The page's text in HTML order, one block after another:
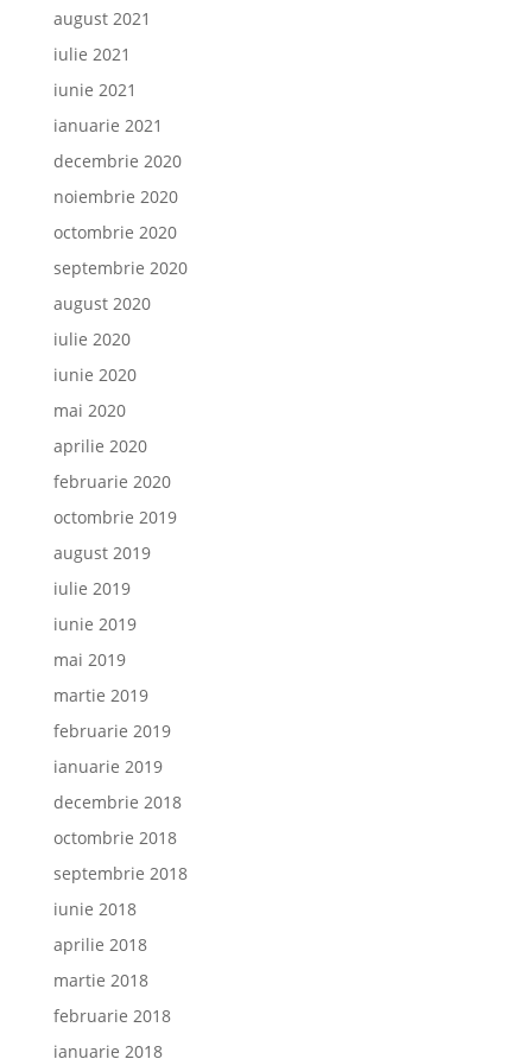
august 2021
iulie 2021
iunie 2021
ianuarie 2021
decembrie 2020
noiembrie 2020
octombrie 2020
septembrie 2020
august 2020
iulie 2020
iunie 2020
mai 2020
aprilie 2020
februarie 2020
octombrie 2019
august 2019
iulie 2019
iunie 2019
mai 2019
martie 2019
februarie 2019
ianuarie 2019
decembrie 2018
octombrie 2018
septembrie 2018
iunie 2018
aprilie 2018
martie 2018
februarie 2018
ianuarie 2018